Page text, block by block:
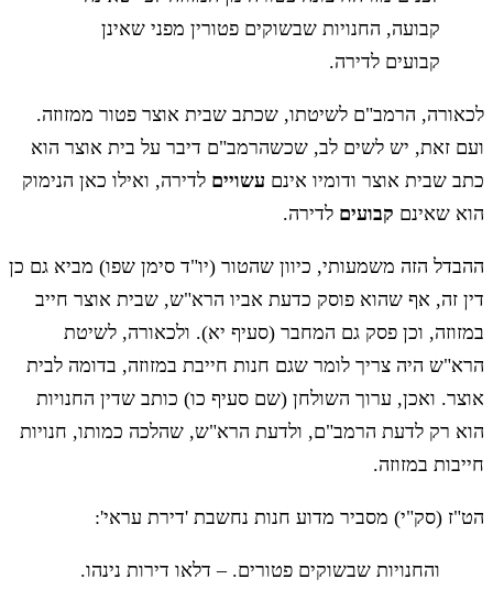
קבועה, החנויות שבשוקים פטורין מפני שאינן
קבועים לדירה.
לכאורה, הרמב"ם לשיטתו, שכתב שבית אוצר פטור ממזוזה.
ועם זאת, יש לשים לב, שכשהרמב"ם דיבר על בית אוצר הוא
כתב שבית אוצר ודומיו אינם עשויים לדירה, ואילו כאן הנימוק
הוא שאינם קבועים לדירה.
ההבדל הזה משמעותי, כיוון שהטור (יו"ד סימן שפו) מביא גם כן
דין זה, אף שהוא פוסק כדעת אביו הרא"ש, שבית אוצר חייב
במזוזה, וכן פסק גם המחבר (סעיף יא). ולכאורה, לשיטת
הרא"ש היה צריך לומר שגם חנות חייבת במזוזה, בדומה לבית
אוצר. ואכן, ערוך השולחן (שם סעיף כו) כותב שדין החנויות
הוא רק לדעת הרמב"ם, ולדעת הרא"ש, שהלכה כמותו, חנויות
חייבות במזוזה.
הט"ז (סק"י) מסביר מדוע חנות נחשבת 'דירת עראי':
והחנויות שבשוקים פטורים. – דלאו דירות נינהו.